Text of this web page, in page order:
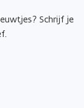
Schrijf je